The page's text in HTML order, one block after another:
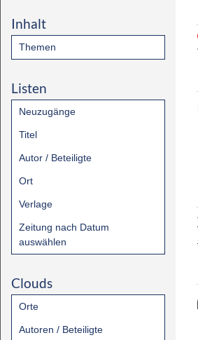
Inhalt
Themen
Listen
Neuzugänge
Titel
Autor / Beteiligte
Ort
Verlage
Zeitung nach Datum
auswählen
Clouds
Orte
Autoren / Beteiligte